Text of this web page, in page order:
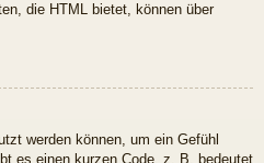
die HTML bietet, können über
werden können, um ein Gefühl
es einen kurzen Code, z. B. bedeutet